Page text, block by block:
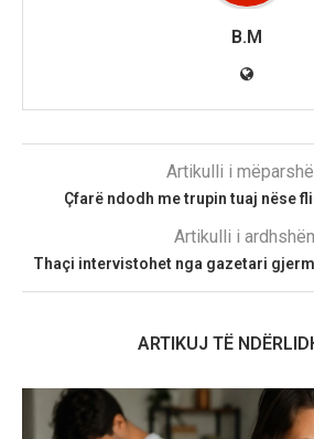
B.M
Artikulli i
Çfarë ndodh me trupin tuaj nëse
Artikulli i
Thaçi intervistohet nga gazetari
ARTIKUJ TË